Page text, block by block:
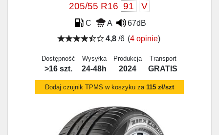
205/55 R16 91 V
C A
67dB
4,8/6 (4 opinie)
Dostępność
>16 szt.
Wysyłka
24-48h
Produkcja
2024
Transport
GRATIS
Dodaj czujnik TPMS w koszyku za 115 zł/szt